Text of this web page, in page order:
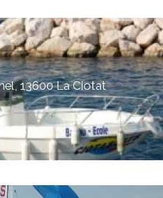
13600 La Ciotat